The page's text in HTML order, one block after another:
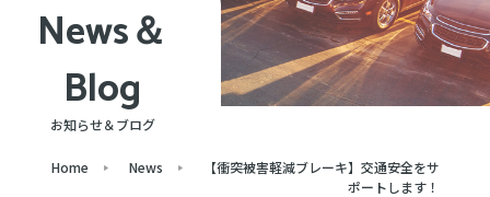
News＆
Blog
お知らせ＆ブログ
Home News
【衝突被害軽減ブレーキ】交通安全をサ
ポートします！